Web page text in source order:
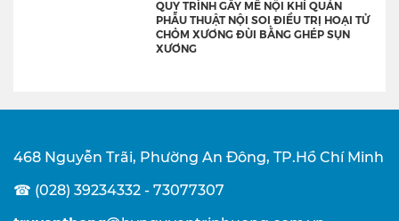
QUY TRÌNH GÂY MÊ NỘI KHÍ QUẢN
PHẪU THUẬT NỘI SOI ĐIỀU TRỊ HOẠI TỬ
CHỎM XƯƠNG ĐÙI BẰNG GHÉP SỤN
XƯƠNG
468 Nguyễn Trãi, Phường An Đông, TP.Hồ Chí Minh
☎ (028) 39234332 - 73077307